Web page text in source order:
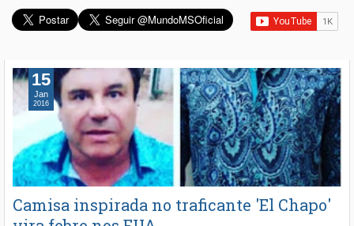
Camisa inspirada no traficante 'El Chapo'
15
Jan
2016